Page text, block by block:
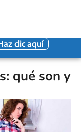
clic aquí
qué son y